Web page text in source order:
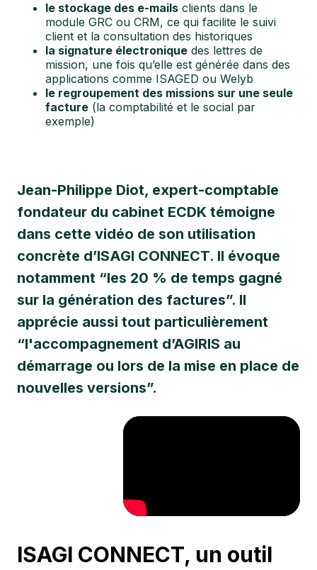
le stockage des e-mails clients dans le
module GRC ou CRM, ce qui facilite le suivi
client et la consultation des historiques
la signature électronique des lettres de
mission, une fois qu’elle est générée dans des
applications comme ISAGED ou Welyb
le regroupement des missions sur une seule
facture (la comptabilité et le social par
exemple)
Jean-Philippe Diot, expert-comptable
fondateur du cabinet ECDK témoigne
dans cette vidéo de son utilisation
concrète d’ISAGI CONNECT. Il évoque
notamment “les 20 % de temps gagné
sur la génération des factures”. Il
apprécie aussi tout particulièrement
“l'accompagnement d’AGIRIS au
démarrage ou lors de la mise en place de
nouvelles versions”.
ISAGI CONNECT, un outil